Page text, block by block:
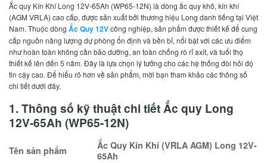
Ắc quy Kín Khí Long 12V-65Ah (WP65-12N) là dòng ắc quy khô, kín khí
(AGM VRLA) cao cấp, được sản xuất bởi thương hiệu Long danh tiếng tại Việt
Nam. Thuộc dòng Ắc Quy 12Vcông nghiệp, sản phẩm được thiết kế để cung
cấp nguồn năng lượng dự phòng ổn định và bền bỉ, nổi bật với các ưu điểm
như hoàn toàn không cần bảo dưỡng, an toàn chống rò rỉ axit, và tuổi thọ
thiết kế lên đến 5 năm. Đây là lựa chọn lý tưởng cho các hệ thống đòi hỏi độ
tin cậy cao. Để hiểu rõ hơn về sản phẩm, mời bạn tham khảo các thông số
chi tiết dưới đây.
1. Thông số kỹ thuật chi tiết Ắc quy Long
12V-65Ah (WP65-12N)
Tên sản phẩm
Ắc Quy Kín Khí (VRLA AGM) Long 12V-
65Ah